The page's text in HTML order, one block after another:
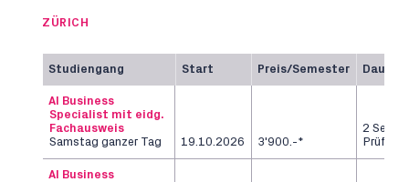
ZÜRICH
Studiengang Start Preis/Semester Dauer
AI Business
Specialist mit eidg.
Fachausweis
Samstag ganzer Tag
19.10.2026 3'900.-*
2
AI Business